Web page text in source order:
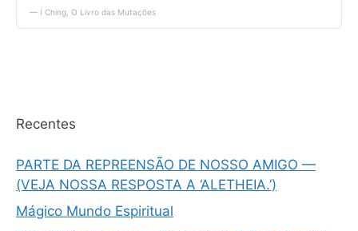
Recentes
PARTE DA REPREENSÃO DE NOSSO AMIGO —
(VEJA NOSSA RESPOSTA A ‘ALETHEIA.’)
Mágico Mundo Espiritual